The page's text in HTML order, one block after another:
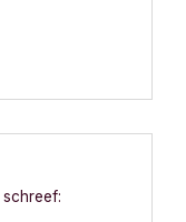
schreef: